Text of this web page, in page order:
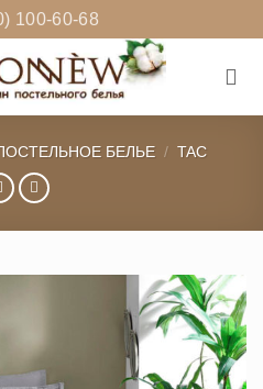
100-60-68
БЕЛЬЕ / TAC